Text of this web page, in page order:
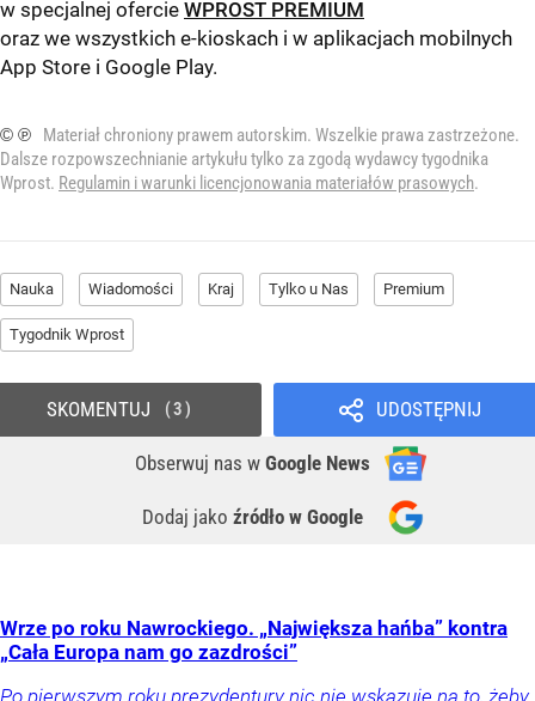
w specjalnej ofercie WPROST PREMIUM
oraz we wszystkich e-kioskach i w aplikacjach mobilnych
App Store i Google Play.
© ℗
Materiał chroniony prawem autorskim. Wszelkie prawa zastrzeżone.
Dalsze rozpowszechnianie artykułu tylko za zgodą wydawcy tygodnika
Wprost. Regulamin i warunki licencjonowania materiałów prasowych.
Nauka Wiadomości Kraj Tylko u Nas Premium
Tygodnik Wprost
UDOSTĘPNIJ
Obserwuj nas w Google News
Dodaj jako źródło w Google
SKOMENTUJ 3
Wrze po roku Nawrockiego. „Największa hańba” kontra
„Cała Europa nam go zazdrości”